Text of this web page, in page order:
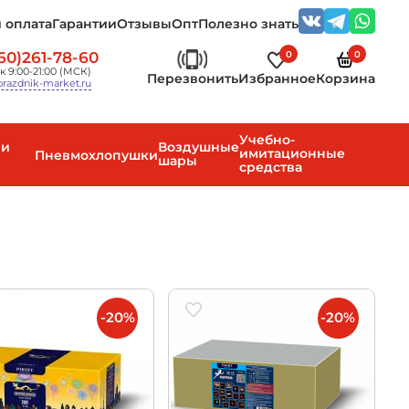
оплатаГарантииОтзывыОптПолезно знать
78-60
9:00-21:00 (МСК)
market.ru
Перезвонить
0
Избранное
0
Корзина
ПневмохлопушкиВоздушные
шары
Учебно-
имитационные
средства
-20% -20%